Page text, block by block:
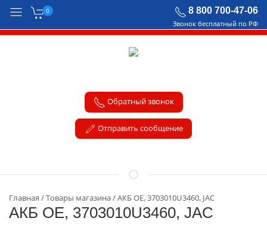
0 8 800 700-47-06
Звонок бесплатный по РФ
Обратный звонок
Отправить сообщение
Главная Товары магазина АКБ OE, 3703010U3460, JAC
АКБ OE, 3703010U3460, JAC